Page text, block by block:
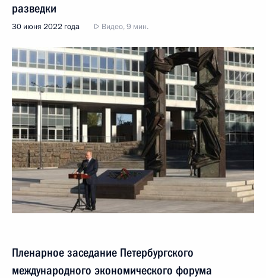
разведки
30 июня 2022 года Видео, 9 мин.
Пленарное заседание Петербургского
международного экономического форума